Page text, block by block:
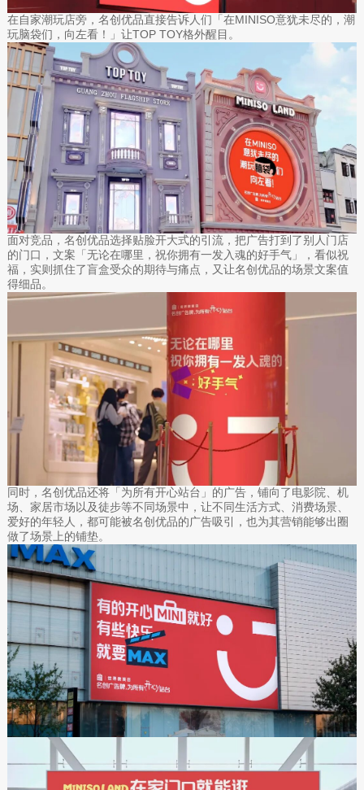
在自家潮玩店旁，名创优品直接告诉人们「在MINISO意犹未尽的，潮
玩脑袋们，向左看！」让TOP TOY格外醒目。
面对竞品，名创优品选择贴脸开大式的引流，把广告打到了别人门店
的门口，文案「无论在哪里，祝你拥有一发入魂的好手气」，看似祝
福，实则抓住了盲盒受众的期待与痛点，又让名创优品的场景文案值
得细品。
同时，名创优品还将「为所有开心站台」的广告，铺向了电影院、机
场、家居市场以及徒步等不同场景中，让不同生活方式、消费场景、
爱好的年轻人，都可能被名创优品的广告吸引，也为其营销能够出圈
做了场景上的铺垫。